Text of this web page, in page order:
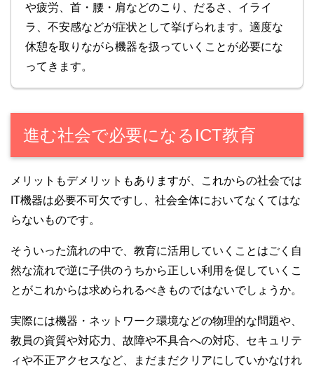
や疲労、首・腰・肩などのこり、だるさ、イライ
ラ、不安感などが症状として挙げられます。適度な
休憩を取りながら機器を扱っていくことが必要にな
ってきます。
進む社会で必要になるICT教育
メリットもデメリットもありますが、これからの社会では
IT機器は必要不可欠ですし、社会全体においてなくてはな
らないものです。
そういった流れの中で、教育に活用していくことはごく自
然な流れで逆に子供のうちから正しい利用を促していくこ
とがこれからは求められるべきものではないでしょうか。
実際には機器・ネットワーク環境などの物理的な問題や、
教員の資質や対応力、故障や不具合への対応、セキュリテ
ィや不正アクセスなど、まだまだクリアにしていかなけれ